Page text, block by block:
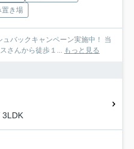
置き場
バックキャンペーン実施中！ 当
さんから徒歩１... もっと見る
3LDK